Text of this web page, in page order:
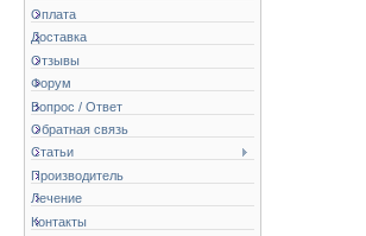
Оплата
Доставка
Отзывы
Форум
Вопрос / Ответ
Обратная связь
Статьи
Производитель
Лечение
Контакты